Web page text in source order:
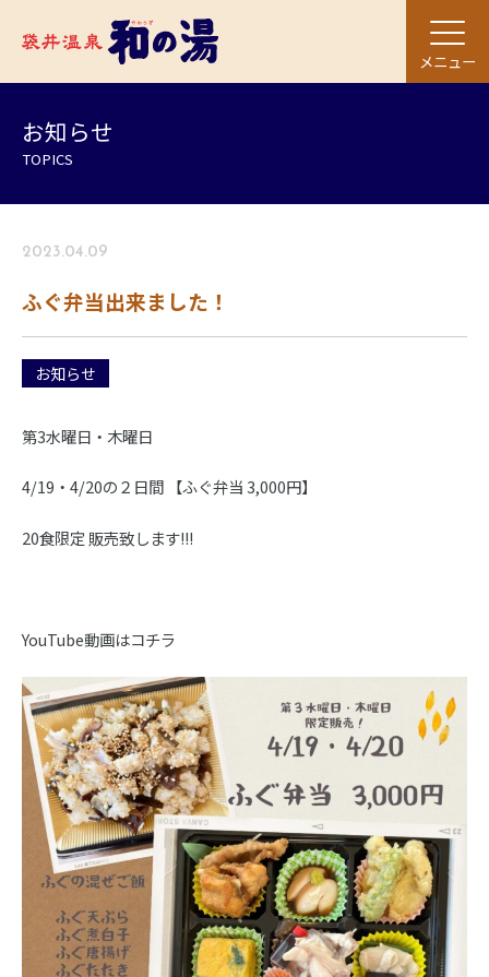
メニュー
お知らせ
TOPICS
2023.04.09
ふぐ弁当出来ました！
お知らせ
第3水曜日・木曜日
4/19・4/20の２日間 【ふぐ弁当 3,000円】
20食限定 販売致します!!!
YouTube動画はコチラ